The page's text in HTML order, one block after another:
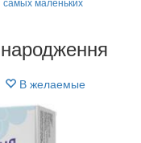
народження
В желаемые